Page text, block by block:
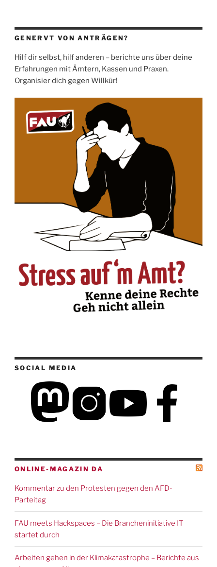
GENERVT VON ANTRÄGEN?
Hilf dir selbst, hilf anderen – berichte uns über deine
Erfahrungen mit Ämtern, Kassen und Praxen.
Organisier dich gegen Willkür!
SOCIAL MEDIA
ONLINE-MAGAZIN DA
Kommentar zu den Protesten gegen den AFD-
Parteitag
FAU meets Hackspaces – Die Brancheninitiative IT
startet durch
Arbeiten gehen in der Klimakatastrophe – Berichte aus